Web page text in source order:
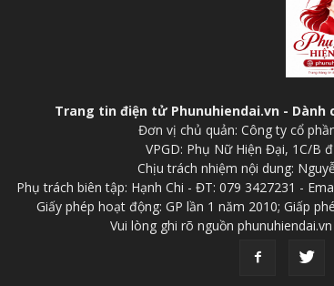
Trang tin điện tử Phunuhiendai.vn -
Đơn vị chủ quản: Công ty cổ
VPGD: Phụ Nữ Hiện Đại, 1C/B
Chịu trách nhiệm nội dung:
Phụ trách biên tập: Hạnh Chi - ĐT: 079 3427231 -
Giấy phép hoạt động: GP lần 1 năm 2010; Giấp
Vui lòng ghi rõ nguồn